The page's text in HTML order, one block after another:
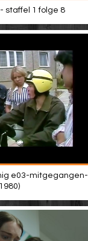
staffel 1 folge 8
e03-mitgegangen-